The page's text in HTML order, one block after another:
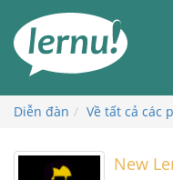
đến
phần
dung
Diễn đàn Về tất cả các
New